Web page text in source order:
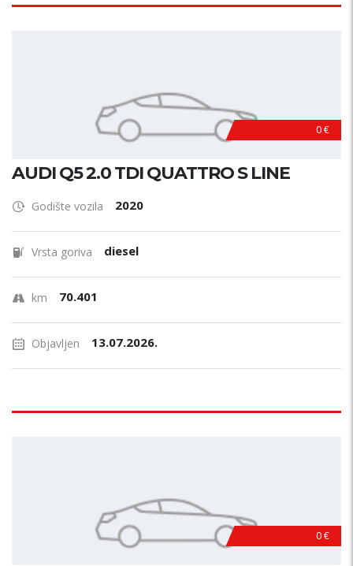
0 €
AUDI Q5 2.0 TDI QUATTRO S LINE
Godište vozila 2020
Vrsta goriva diesel
km 70.401
Objavljen 13.07.2026.
0 €